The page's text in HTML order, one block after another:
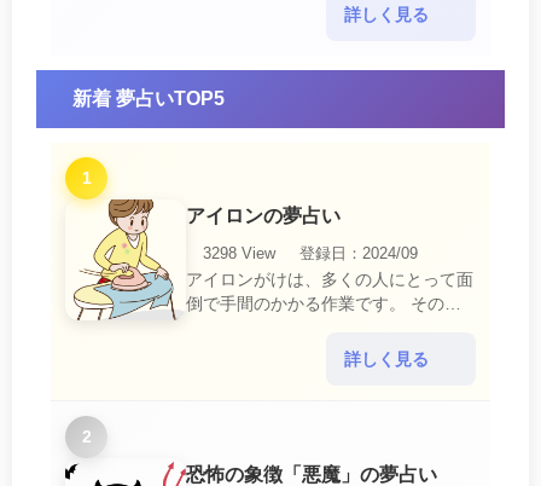
て危機を回避する事が必要です。 ま
詳しく見る
新着 夢占いTOP5
1
アイロンの夢占い
3298 View
登録日：2024/09
アイロンがけは、多くの人にとって面
倒で手間のかかる作業です。 そのた
中で感じるわずらわしさやストレスか
詳しく見る
2
恐怖の象徴「悪魔」の夢占い